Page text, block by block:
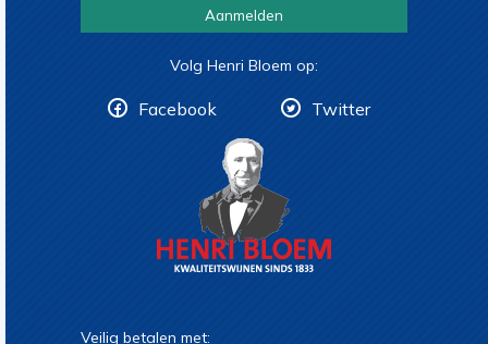
Aanmelden
Volg Henri Bloem op:
Facebook Twitter
Veilig betalen met: